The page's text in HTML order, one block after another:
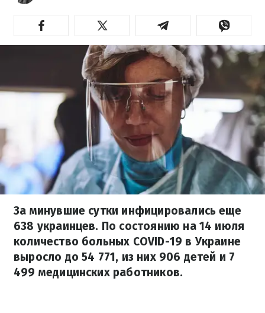
За минувшие сутки инфицировались еще
638 украинцев. По состоянию на 14 июля
количество больных COVID-19 в Украине
выросло до 54 771, из них 906 детей и 7
499 медицинских работников.